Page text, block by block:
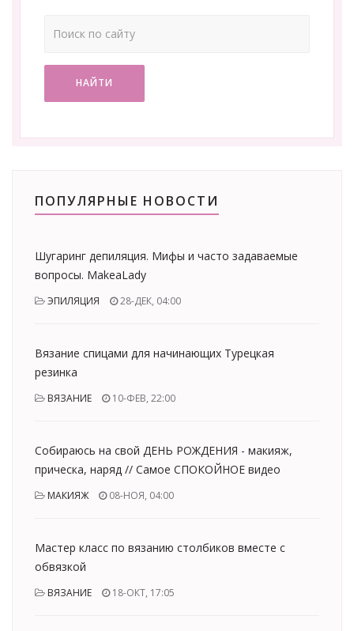
НАЙТИ
ПОПУЛЯРНЫЕ НОВОСТИ
Шугаринг депиляция. Мифы и часто задаваемые
вопросы. MakeaLady
ЭПИЛЯЦИЯ 28-ДЕК, 04:00
Вязание спицами для начинающих Турецкая
резинка
ВЯЗАНИЕ 10-ФЕВ, 22:00
Собираюсь на свой ДЕНЬ РОЖДЕНИЯ - макияж,
прическа, наряд // Самое СПОКОЙНОЕ видео
МАКИЯЖ 08-НОЯ, 04:00
Мастер класс по вязанию столбиков вместе с
обвязкой
ВЯЗАНИЕ 18-ОКТ, 17:05